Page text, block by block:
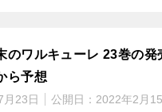
のワルキューレ 23巻の
ら予想
月23日 公開日： 2022年2月